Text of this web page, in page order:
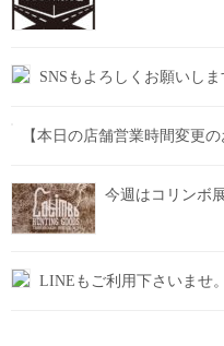
SNSもよろしくお願いしま
【本日の店舗営業時間変更の
今週はコリンボ
LINEもご利用下さいませ。